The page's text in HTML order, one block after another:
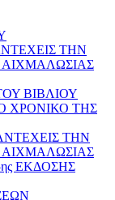
ΤΗΝ
ΒΙΒΛΙΟΥ
ΧΡΟΝΙΚΟ ΤΗΣ
ΤΗΝ
ΕΚΔΟΣΗΣ